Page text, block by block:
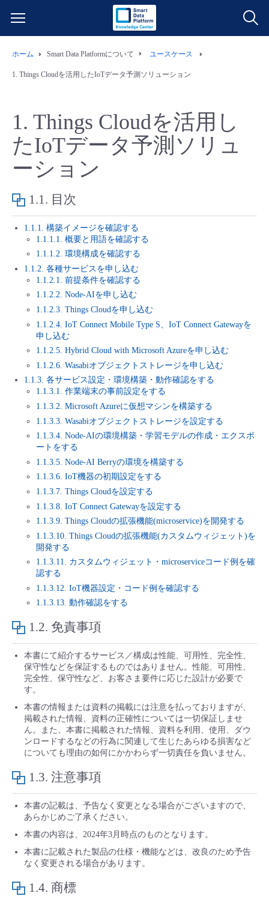
クラウド/サーバー
ネットワーク
IoT
モニタリング/監査
サポート
すべてのメニューを見る
データ利活用
クラウド/サーバー
ネットワーク
IoT
モニタリング/監査
管理機能
すべてのメニューを見る
料金情報
料金シミュレーター
データ利活用
クラウド/サーバー
ネットワーク
モニタリング/監査
サポート
すべてのメニューを見る
ご利用開始ガイド
■ 管理機能
- 管理機能
■ セットアップガイド
- 新規お申し込み方法
- 初期設定・確認
- ユーザー機能の管理
- 登録情報の管理
- APIリファレンス
■ 基本構築ガイド
- クラウド / サーバー
- Flexible InterConnect
- Flexible Remote Access
- vUTM2
ユースケース
- バックアップ
- セキュリティ・監査
- データと分析
- IoT
- マルチクラウド利用
- ITインフラストラクチャー
- その他
故障/メンテナンス情報
サービス稼働状況
故障/メンテナンス履歴
メンテナンス予定
定期メンテナンス
パートナー
販売パートナー向けプログラム
協業パートナー
トレーニング/操作動画
脱炭素化
ホーム Smart Data Platformについて ユースケース
1. Things Cloudを活用したIoTデータ予測ソリューション
1. Things Cloudを活用し
たIoTデータ予測ソリュ
ーション
1.1. 目次
1.1.1. 構築イメージを確認する
1.1.1.1. 概要と用語を確認する
1.1.1.2. 環境構成を確認する
1.1.2. 各種サービスを申し込む
1.1.2.1. 前提条件を確認する
1.1.2.2. Node-AIを申し込む
1.1.2.3. Things Cloudを申し込む
1.1.2.4. IoT Connect Mobile Type S、IoT Connect Gatewayを
申し込む
1.1.2.5. Hybrid Cloud with Microsoft Azureを申し込む
1.1.2.6. Wasabiオブジェクトストレージを申し込む
1.1.3. 各サービス設定・環境構築・動作確認をする
1.1.3.1. 作業端末の事前設定をする
1.1.3.2. Microsoft Azureに仮想マシンを構築する
1.1.3.3. Wasabiオブジェクトストレージを設定する
1.1.3.4. Node-AIの環境構築・学習モデルの作成・エクスポ
ートをする
1.1.3.5. Node-AI Berryの環境を構築する
1.1.3.6. IoT機器の初期設定をする
1.1.3.7. Things Cloudを設定する
1.1.3.8. IoT Connect Gatewayを設定する
1.1.3.9. Things Cloudの拡張機能(microservice)を開発する
1.1.3.10. Things Cloudの拡張機能(カスタムウィジェット)を
開発する
1.1.3.11. カスタムウィジェット・microserviceコード例を確
認する
1.1.3.12. IoT機器設定・コード例を確認する
1.1.3.13. 動作確認をする
1.2. 免責事項
本書にて紹介するサービス／構成は性能、可用性、完全性、
保守性などを保証するものではありません。性能、可用性、
完全性、保守性など、お客さま要件に応じた設計が必要で
す。
本書の情報または資料の掲載には注意を払っておりますが、
掲載された情報、資料の正確性については一切保証しませ
ん。また、本書に掲載された情報、資料を利用、使用、ダウ
ンロードするなどの行為に関連して生じたあらゆる損害など
についても理由の如何にかかわらず一切責任を負いません。
1.3. 注意事項
本書の記載は、予告なく変更となる場合がございますので、
あらかじめご了承ください。
本書の内容は、2024年3月時点のものとなります。
本書に記載された製品の仕様・機能などは、改良のため予告
なく変更される場合があります。
1.4. 商標